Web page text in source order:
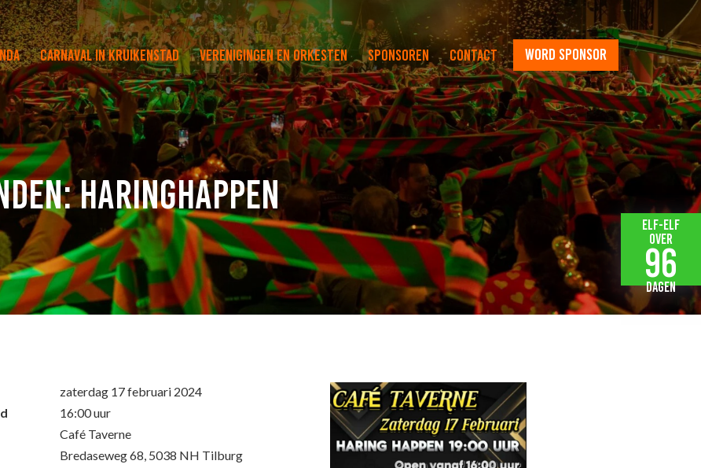
Carnaval in Kruikenstad Verenigingen en orkesten Sponsoren Contact word sponsor
Haringhappen
zaterdag 17 februari 2024
16:00 uur
Café Taverne
Bredaseweg 68, 5038 NH Tilburg
Elf-elf
over
96
dagen